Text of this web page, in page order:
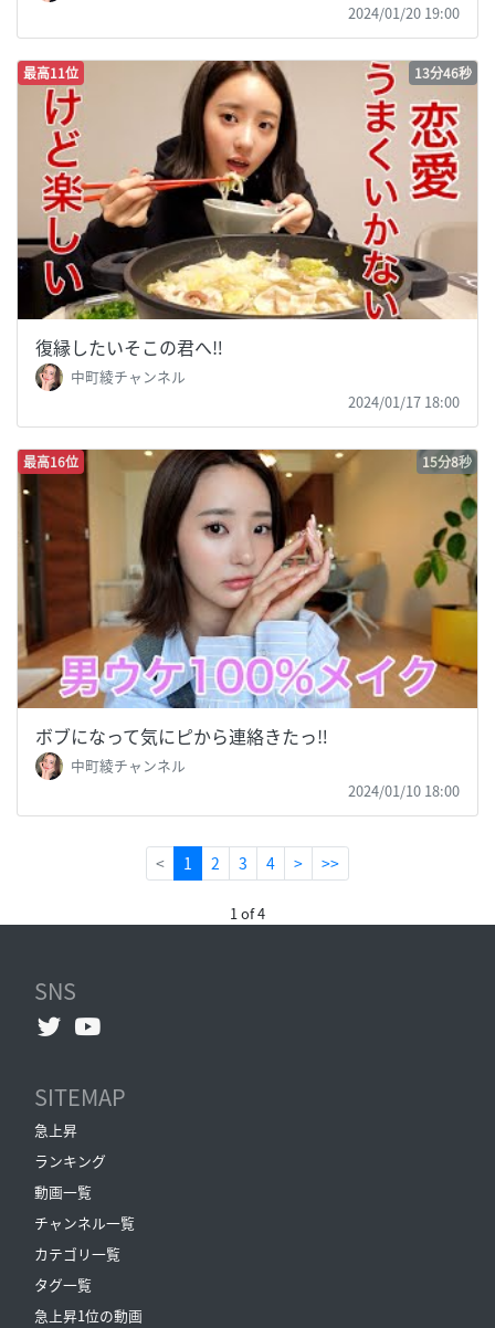
2024/01/20 19:00
最高11位 13分46秒
復縁したいそこの君へ‼️
中町綾チャンネル
2024/01/17 18:00
最高16位 15分8秒
ボブになって気にピから連絡きたっ‼️
中町綾チャンネル
2024/01/10 18:00
< 1 (current)
2 3 4 > >>
1 of 4
SNS
SITEMAP
急上昇
ランキング
動画一覧
チャンネル一覧
カテゴリ一覧
タグ一覧
急上昇1位の動画